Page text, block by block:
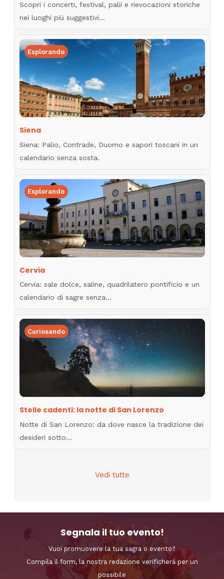
Scopri i concerti, festival, palii e rievocazioni storiche
nei luoghi più suggestivi…
Esplorando
Siena
Siena: Palio, Contrade, Duomo e sapori toscani in un
calendario senza sosta.
Esplorando
Cervia
Cervia: sale dolce, saline, quadrilatero pontificio e un
calendario di sagre senza…
Curiosando
Stelle cadenti: la notte di San Lorenzo
Notte di San Lorenzo: da dove nasce la tradizione dei
desideri sotto…
Vedi tutte
Segnala il tuo evento!
Vuoi promuovere la tua sagra o evento?
Compila il form, la nostra redazione verificherà per un
possibile